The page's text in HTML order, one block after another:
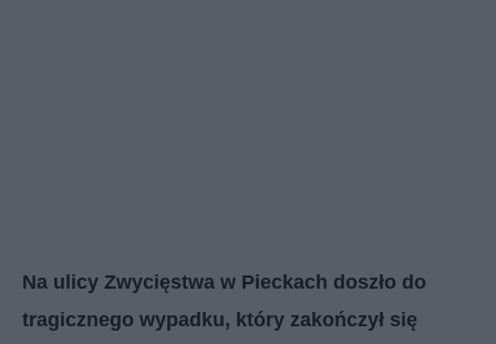
Na ulicy Zwycięstwa w Pieckach doszło do
tragicznego wypadku, który zakończył się